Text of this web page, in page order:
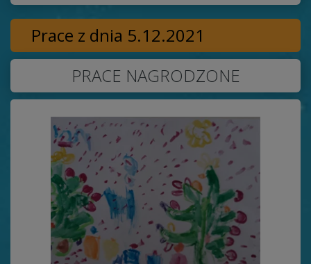
Prace z dnia 5.12.2021
PRACE NAGRODZONE